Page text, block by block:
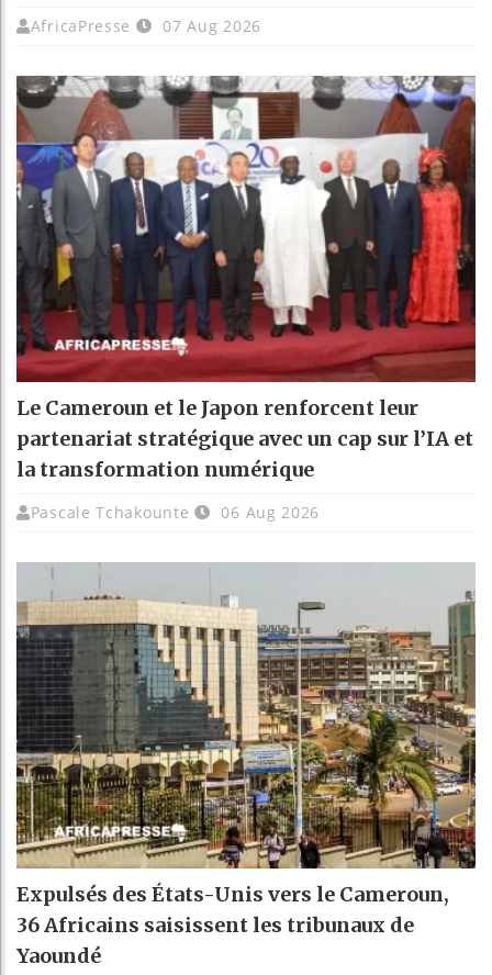
AfricaPresse 07 Aug 2026
Le Cameroun et le Japon renforcent leur
partenariat stratégique avec un cap sur l’IA et
la transformation numérique
Pascale Tchakounte 06 Aug 2026
Expulsés des États-Unis vers le Cameroun,
36 Africains saisissent les tribunaux de
Yaoundé